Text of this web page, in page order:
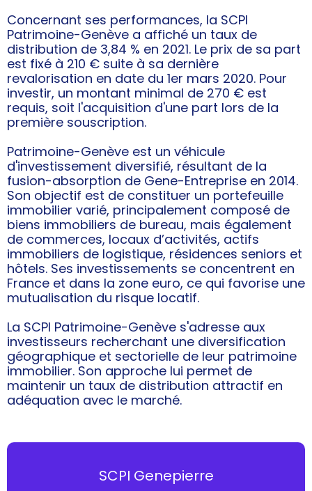
Concernant ses performances, la SCPI
Patrimoine-Genève a affiché un taux de
distribution de 3,84 % en 2021. Le prix de sa part
est fixé à 210 € suite à sa dernière
revalorisation en date du 1er mars 2020. Pour
investir, un montant minimal de 270 € est
requis, soit l'acquisition d'une part lors de la
première souscription.
Patrimoine-Genève est un véhicule
d'investissement diversifié, résultant de la
fusion-absorption de Gene-Entreprise en 2014.
Son objectif est de constituer un portefeuille
immobilier varié, principalement composé de
biens immobiliers de bureau, mais également
de commerces, locaux d’activités, actifs
immobiliers de logistique, résidences seniors et
hôtels. Ses investissements se concentrent en
France et dans la zone euro, ce qui favorise une
mutualisation du risque locatif.
La SCPI Patrimoine-Genève s'adresse aux
investisseurs recherchant une diversification
géographique et sectorielle de leur patrimoine
immobilier. Son approche lui permet de
maintenir un taux de distribution attractif en
adéquation avec le marché.
SCPI Genepierre